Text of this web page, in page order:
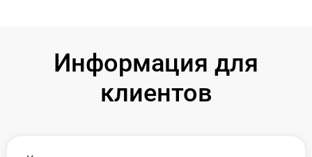
Информация для
клиентов